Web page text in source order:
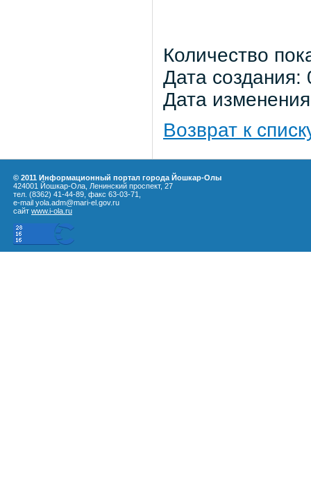
Количество
Дата
Дата
Возврат к
© 2011 Информационный портал города Йошкар-Олы
424001 Йошкар-Ола, Ленинский проспект, 27
тел. (8362) 41-44-89, факс 63-03-71,
e-mail yola.adm@mari-el.gov.ru
сайт www.i-ola.ru